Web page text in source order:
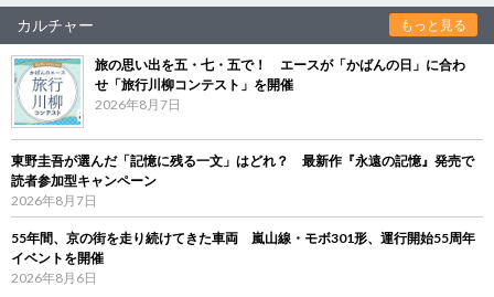
カルチャー もっと見る
旅の思い出を五・七・五で！ エースが「かばんの日」に合わ
せ「旅行川柳コンテスト」を開催
2026年8月7日
東野圭吾が選んだ「記憶に残る一文」はどれ？ 最新作『永遠の記憶』発売で
読者参加型キャンペーン
2026年8月7日
55年間、京の街を走り続けてきた車両 嵐山線・モボ301形、運行開始55周年
イベントを開催
2026年8月6日